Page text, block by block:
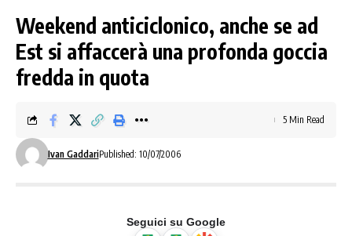
Weekend anticiclonico, anche se ad
Est si affaccerà una profonda goccia
fredda in quota
Ivan GaddariPublished: 10/07/2006
5 Min Read
Seguici su Google